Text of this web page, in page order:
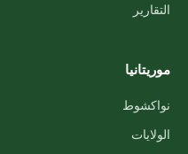
التقارير
موريتانيا
نواكشوط
الولايات